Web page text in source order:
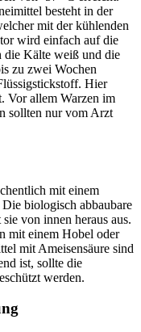
besteht in der
mit der kühlenden
wird einfach auf die
die Kälte weiß und die
zu zwei Wochen
Hier
Vor allem Warzen im
sollten nur vom Arzt
mit einem
biologisch abbaubare
von innen heraus aus.
mit einem Hobel oder
mit Ameisensäure sind
ist, sollte die
werden.